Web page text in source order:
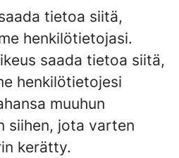
tietoa siitä,
henkilötietojasi.
saada tietoa siitä,
henkilötietojesi
muuhun
siihen, jota varten
kerätty.